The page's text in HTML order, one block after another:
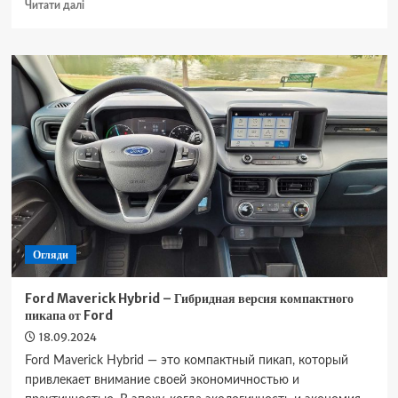
Читати даліДокладніше
Blazer
–
Электрическая
версия
кроссовера
Chevrolet
Огляди
Ford Maverick Hybrid – Гибридная версия компактного
пикапа от Ford
18.09.2024
Ford Maverick Hybrid — это компактный пикап, который
привлекает внимание своей экономичностью и